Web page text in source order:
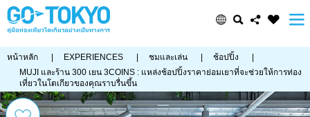
หน้าหลัก EXPERIENCES ชมและเล่น ช้อปปิ้ง
MUJI และร้าน 300 เยน 3COINS : แหล่งช้อปปิ้งราคาย่อมเยาที่จะช่วยให้การท่อง
เที่ยวในโตเกียวของคุณราบรื่นขึ้น